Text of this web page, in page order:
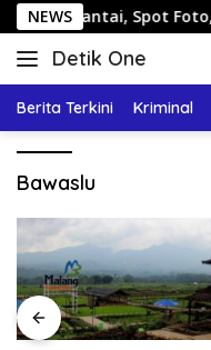
Langsung
ke
konten
NEWSSpot Foto, dan
Detik One
Tajam
Fakta
Berita Terkini Kriminal
Bawaslu